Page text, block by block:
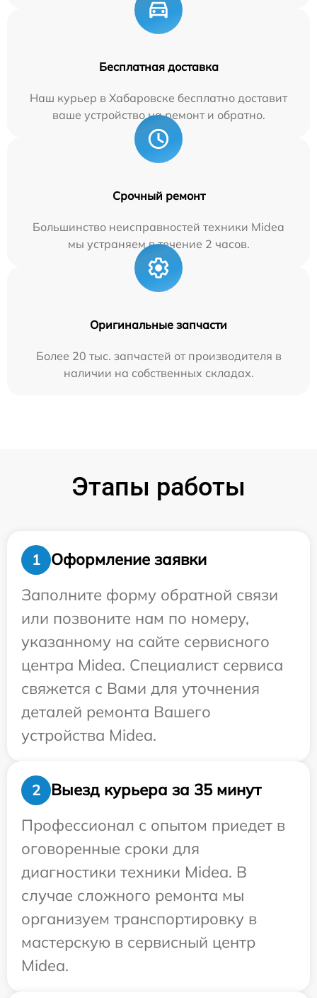
Бесплатная доставка
Наш курьер в Хабаровске бесплатно доставит
ваше устройство на ремонт и обратно.
Срочный ремонт
Большинство неисправностей техники Midea
мы устраняем в течение 2 часов.
Оригинальные запчасти
Более 20 тыс. запчастей от производителя в
наличии на собственных складах.
Этапы работы
1
Оформление заявки
Заполните форму обратной связи
или позвоните нам по номеру,
указанному на сайте сервисного
центра Midea. Специалист сервиса
свяжется с Вами для уточнения
деталей ремонта Вашего
устройства Midea.
2
Выезд курьера за 35 минут
Профессионал с опытом приедет в
оговоренные сроки для
диагностики техники Midea. В
случае сложного ремонта мы
организуем транспортировку в
мастерскую в сервисный центр
Midea.